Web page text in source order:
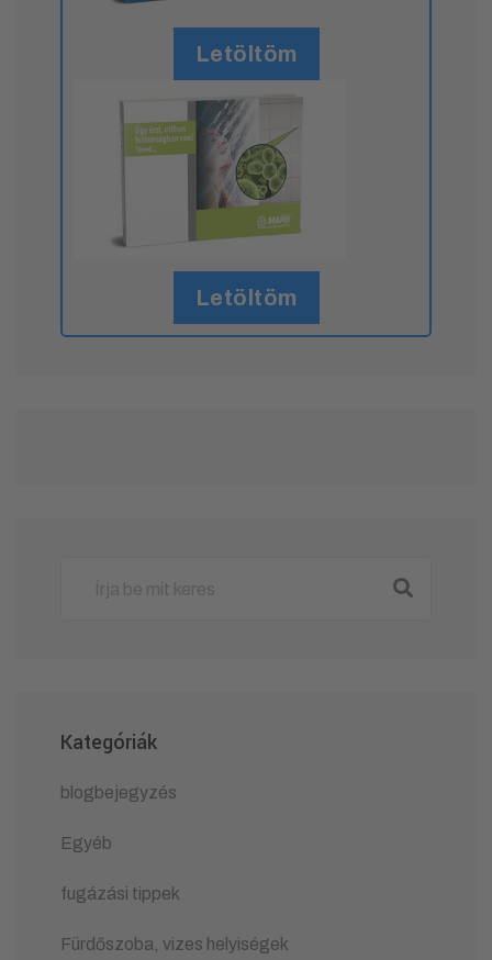
Letöltöm
Letöltöm
Kategóriák
blogbejegyzés
Egyéb
fugázási tippek
Fürdőszoba, vizes helyiségek